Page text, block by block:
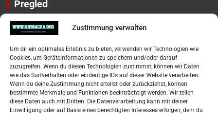
Zustimmung verwalten
Um dir ein optimales Erlebnis zu bieten, verwenden wir Technologien wie
Cookies, um Geräteinformationen zu speichern und/oder darauf
zuzugreifen. Wenn du diesen Technologien zustimmst, können wir Daten
wie das Surfverhalten oder eindeutige IDs auf dieser Website verarbeiten.
Wenn du deine Zustimmung nicht erteilst oder zurückziehst, können
bestimmte Merkmale und Funktionen beeinträchtigt werden. Wir teilen
diese Daten auch mit Dritten. Die Datenverarbeitung kann mit deiner
Einwilligung oder auf Basis eines berechtigten Interesses erfolgen, dem du
Pregled
Impressum
Datenschutzerklärung
Widerufsbelehrung
Oglašavanje / Postavite svoj oglas
Tko je “Idemo u Svijet – Njemačka?
Pretražite stranicu: